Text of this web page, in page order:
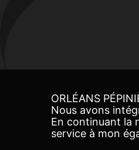
ORLÉANS
Nous avons
En continuant la
service à mon